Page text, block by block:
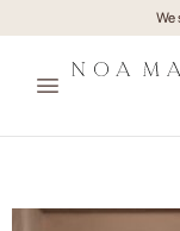
We